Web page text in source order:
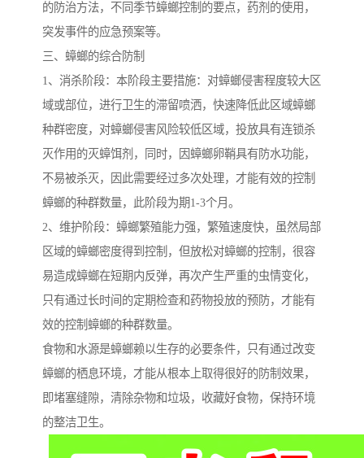
的防治方法，不同季节蟑螂控制的要点，药剂的使用，
突发事件的应急预案等。
三、蟑螂的综合防制
1、消杀阶段：本阶段主要措施：对蟑螂侵害程度较大区
域或部位，进行卫生的滞留喷洒，快速降低此区域蟑螂
种群密度，对蟑螂侵害风险较低区域，投放具有连锁杀
灭作用的灭蟑饵剂，同时，因蟑螂卵鞘具有防水功能，
不易被杀灭，因此需要经过多次处理，才能有效的控制
蟑螂的种群数量，此阶段为期1-3个月。
2、维护阶段：蟑螂繁殖能力强，繁殖速度快，虽然局部
区域的蟑螂密度得到控制，但放松对蟑螂的控制，很容
易造成蟑螂在短期内反弹，再次产生严重的虫情变化，
只有通过长时间的定期检查和药物投放的预防，才能有
效的控制蟑螂的种群数量。
食物和水源是蟑螂赖以生存的必要条件，只有通过改变
蟑螂的栖息环境，才能从根本上取得很好的防制效果，
即堵塞缝隙，清除杂物和垃圾，收藏好食物，保持环境
的整洁卫生。